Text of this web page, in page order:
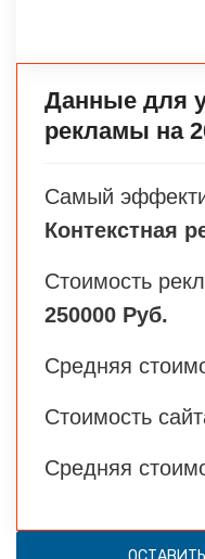
Данные для
рекламы на
Самый
Контекстная
Стоимость
250000 Руб.
Средняя
Стоимость
Средняя